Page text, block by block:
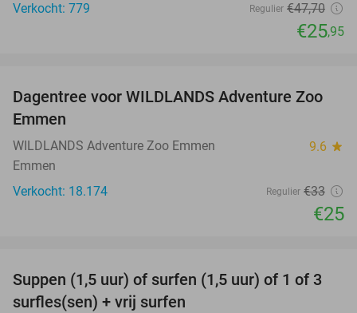
Verkocht: 779
Regulier €47,70
€25,95
24%
Dagentree voor WILDLANDS Adventure Zoo
Emmen
WILDLANDS Adventure Zoo Emmen 9.6 star
Emmen
Verkocht: 18.174
Regulier €33
€25
41%
Suppen (1,5 uur) of surfen (1,5 uur) of 1 of 3
surfles(sen) + vrij surfen